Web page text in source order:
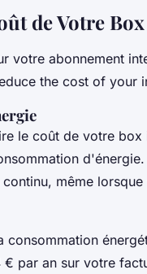
de
de Votre
votre abonnement
the cost of your
le coût de votre box
même
€ par an sur votre